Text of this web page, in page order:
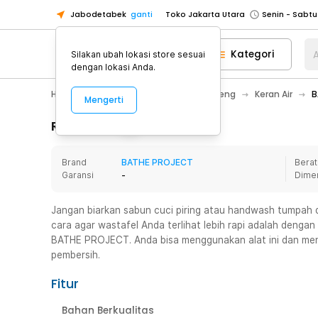
Jabodetabek ganti Toko Jakarta Utara
Toko Tangerang
Toko Cikupa
Pick n Go Jakarta Barat
Senin -
Pick n Go Bekasi
Senin - Jumat
Senin - Jumat
Senin -
Toko Jakarta Barat
Senin -
Toko Tangerang
Toko Cikupa
Pick n Go Jakarta Barat
Senin -
Kategori
Home Appliance Perlengkapan Ledeng Keran Air
Rincian Produk
Brand
BATHE PROJECT
Garansi
-
Jangan biarkan sabun cuci piring atau handwash
cara agar wastafel Anda terlihat lebih rapi adalah
BATHE PROJECT. Anda bisa menggunakan alat ini dan
pembersih.
Fitur
Bahan Berkualitas
Silakan ubah lokasi store sesuai
dengan lokasi Anda.
Mengerti